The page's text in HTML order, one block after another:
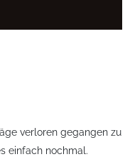
verloren gegangen zu
einfach nochmal.